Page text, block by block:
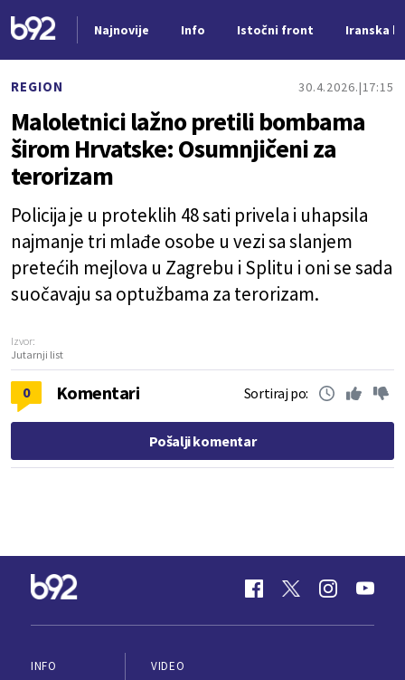
Najnovije Info Istočni front Iranska
REGION 30.4.2026. 17:15
Maloletnici lažno pretili bombama
širom Hrvatske: Osumnjičeni za
terorizam
Policija je u proteklih 48 sati privela i uhapsila
najmanje tri mlađe osobe u vezi sa slanjem
pretećih mejlova u Zagrebu i Splitu i oni se sada
suočavaju sa optužbama za terorizam.
Izvor:
Jutarnji list
0 Komentari Sortiraj po:
Pošalji komentar
INFO
VIDEO